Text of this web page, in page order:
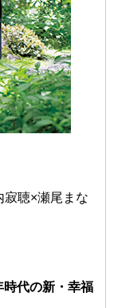
聴×瀬尾まな
代の新・幸福